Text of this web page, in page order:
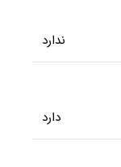
ندارد
دارد